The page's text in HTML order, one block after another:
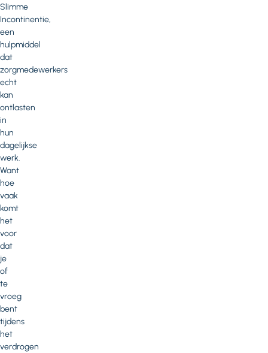
Slimme
Incontinentie,
een
hulpmiddel
dat
zorgmedewerkers
echt
kan
ontlasten
in
hun
dagelijkse
werk.
Want
hoe
vaak
komt
het
voor
dat
je
of
te
vroeg
bent
tijdens
het
verdrogen